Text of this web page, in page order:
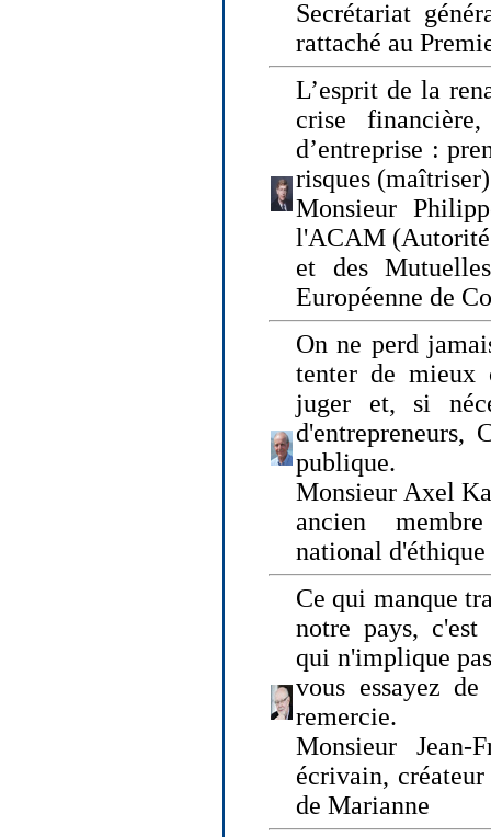
Secrétariat
rattaché au
L’esprit de la
crise
d’entreprise :
risques
Monsieur
l'ACAM (Autorité
et des
Européenne de
On ne perd
tenter de mieux
juger et, si
d'entrepreneurs,
publique.
Monsieur Axel
ancien
national d'éthique
Ce qui manque
notre pays,
qui n'implique
vous essayez
remercie.
Monsieur Jean-
écrivain,
de Marianne